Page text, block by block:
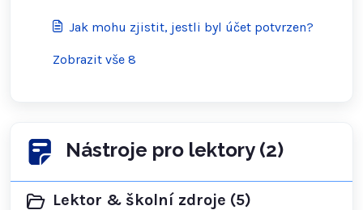
Jak mohu zjistit, jestli byl účet potvrzen?
Zobrazit vše 8
Nástroje pro lektory (2)
Lektor & školní zdroje (5)